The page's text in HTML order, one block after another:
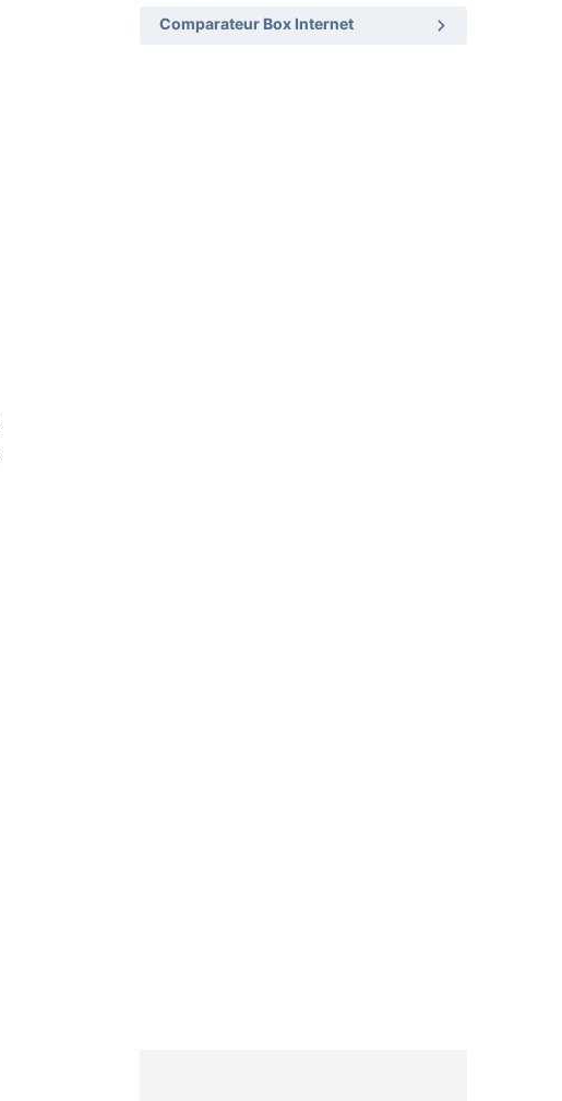
Comparateur Box Internet